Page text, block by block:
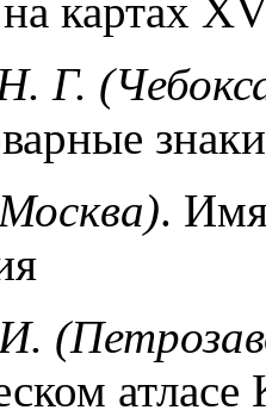
картах
Г.
. Имя
атласе